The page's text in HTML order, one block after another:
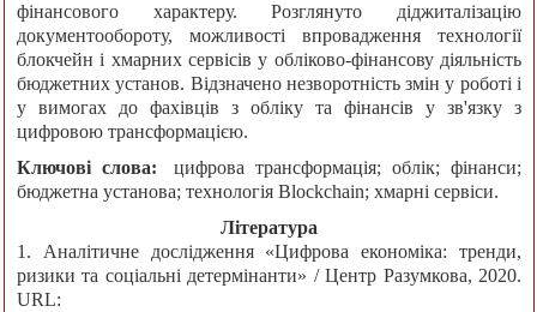
фінансового характеру. Розглянуто діджиталізацію
документообороту, можливості впровадження технології
блокчейн і хмарних сервісів у обліково-фінансову діяльність
бюджетних установ. Відзначено незворотність змін у роботі і
у вимогах до фахівців з обліку та фінансів у зв'язку з
цифровою трансформацією.
Ключові слова:
цифрова трансформація; облік; фінанси;
бюджетна установа; технологія Blockchain; хмарні сервіси.
Література
1. Аналітичне дослідження «Цифрова економіка: тренди,
ризики та соціальні детермінанти» / Центр Разумкова, 2020.
URL: